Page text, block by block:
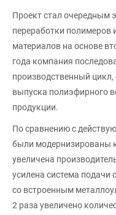
Проект стал очередным
переработки полимеров
материалов на основе
года компания
производственный
выпуска полиэфирного
продукции.
По сравнению с
были модернизированы
увеличена
усилена система
со встроенным
2 раза увеличено